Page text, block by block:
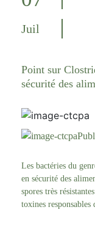
Juil
Point sur
sécurité des
Les bactéries du
en sécurité des
spores très
toxines